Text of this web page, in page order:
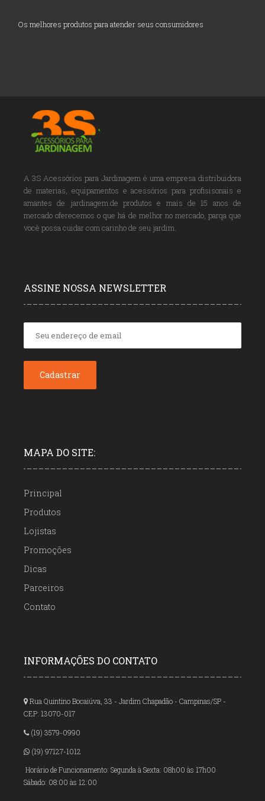
Os melhores produtos para atender seus consumidores
A 3S Acessórios para Jardinagem é uma empresa distribuidora
de materias, equipamentos e acessórios para profisisonais e
amantes de jardinagem.de produtos e mais de 15 anos de
mercado oferecemos o que há de melhor no mercado, parqa que
você possa cuidar com carinho de seu jardim.
ASSINE NOSSA NEWSLETTER
MAPA DO SITE:
Principal
Produtos
Lojistas
Promoções
Dicas
Parceiros
Contato
INFORMAÇÕES DO CONTATO
Rua Quintino Bocaiúva, 33 - Jardim Chapadão - Campinas/SP -
CEP: 13070-017
(19) 3579-0990
(19) 97127-1012
Horário de Funcionamento: Segunda à Sexta: 08h00 às 17h00
Sábado: 08:00 às 12:00